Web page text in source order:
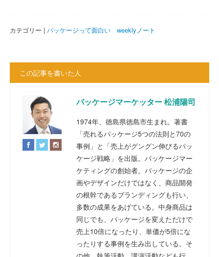
カテゴリー | パッケージって面白い weeklyノート
この記事を書いた人
パッケージマーケッター 松浦陽司
1974年、徳島県徳島市生まれ。著書
「売れるパッケージ5つの法則と70の
事例」と「売上がグングン伸びるパッ
ケージ戦略」を出版。パッケージマー
ケティングの創始者。パッケージの企
画やデザインだけではなく、商品開発
の根幹であるブランディングも行い、
多数の成果をあげている。中身商品は
同じでも、パッケージを変えただけで
売上10倍になったり、単価が5倍にな
ったりする事例を生み出している。そ